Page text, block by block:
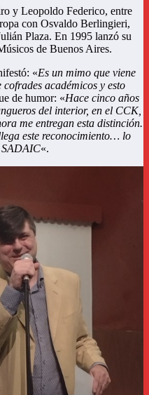
y Leopoldo Federico, entre
con Osvaldo Berlingieri,
Plaza. En 1995 lanzó su
de Buenos Aires.
«Es un mimo que viene
académicos y esto
de humor: «Hace cinco años
del interior, en el CCK,
me entregan esta distinción.
este reconocimiento… lo
SADAIC«.